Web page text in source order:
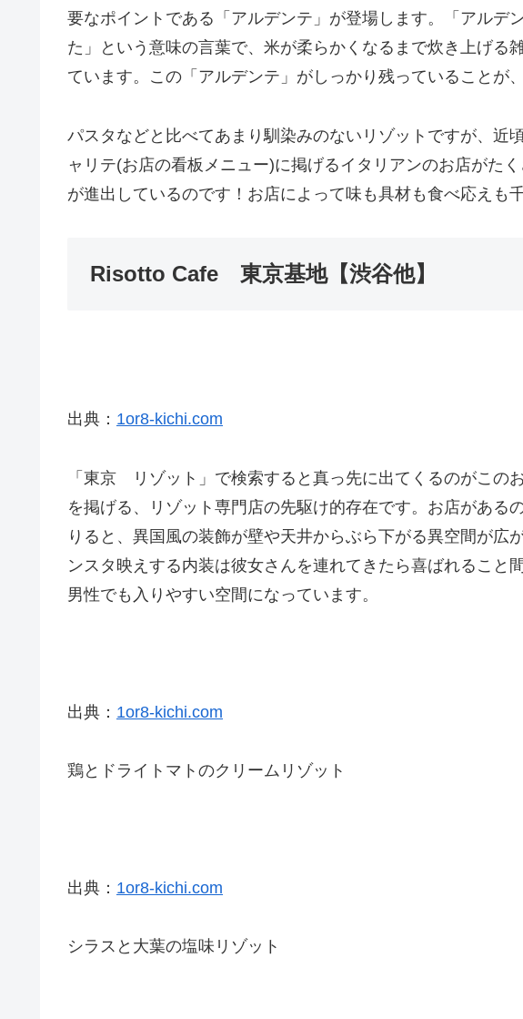
要なポイントである「アルデンテ」が登場します。「アルデ
た」という意味の言葉で、米が柔らかくなるまで炊き上げ
ています。この「アルデンテ」がしっかり残っていることが
パスタなどと比べてあまり馴染みのないリゾットですが、近
ャリテ(お店の看板メニュー)に掲げるイタリアンのお店がた
が進出しているのです！お店によって味も具材も食べ応えも
Risotto Cafe 東京基地【渋谷他】
出典： 1or8-kichi.com
「東京 リゾット」で検索すると真っ先に出てくるのがこの
を掲げる、リゾット専門店の先駆け的存在です。お店があ
りると、異国風の装飾が壁や天井からぶら下がる異空間が
ンスタ映えする内装は彼女さんを連れてきたら喜ばれること
男性でも入りやすい空間になっています。
出典： 1or8-kichi.com
鶏とドライトマトのクリームリゾット
出典： 1or8-kichi.com
シラスと大葉の塩味リゾット